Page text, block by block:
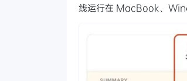
线运行在 MacBook、